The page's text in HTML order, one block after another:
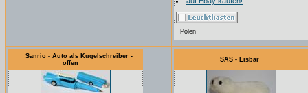
Polen
Sanrio - Auto als Kugelschreiber -
offen
SAS - Eisbär